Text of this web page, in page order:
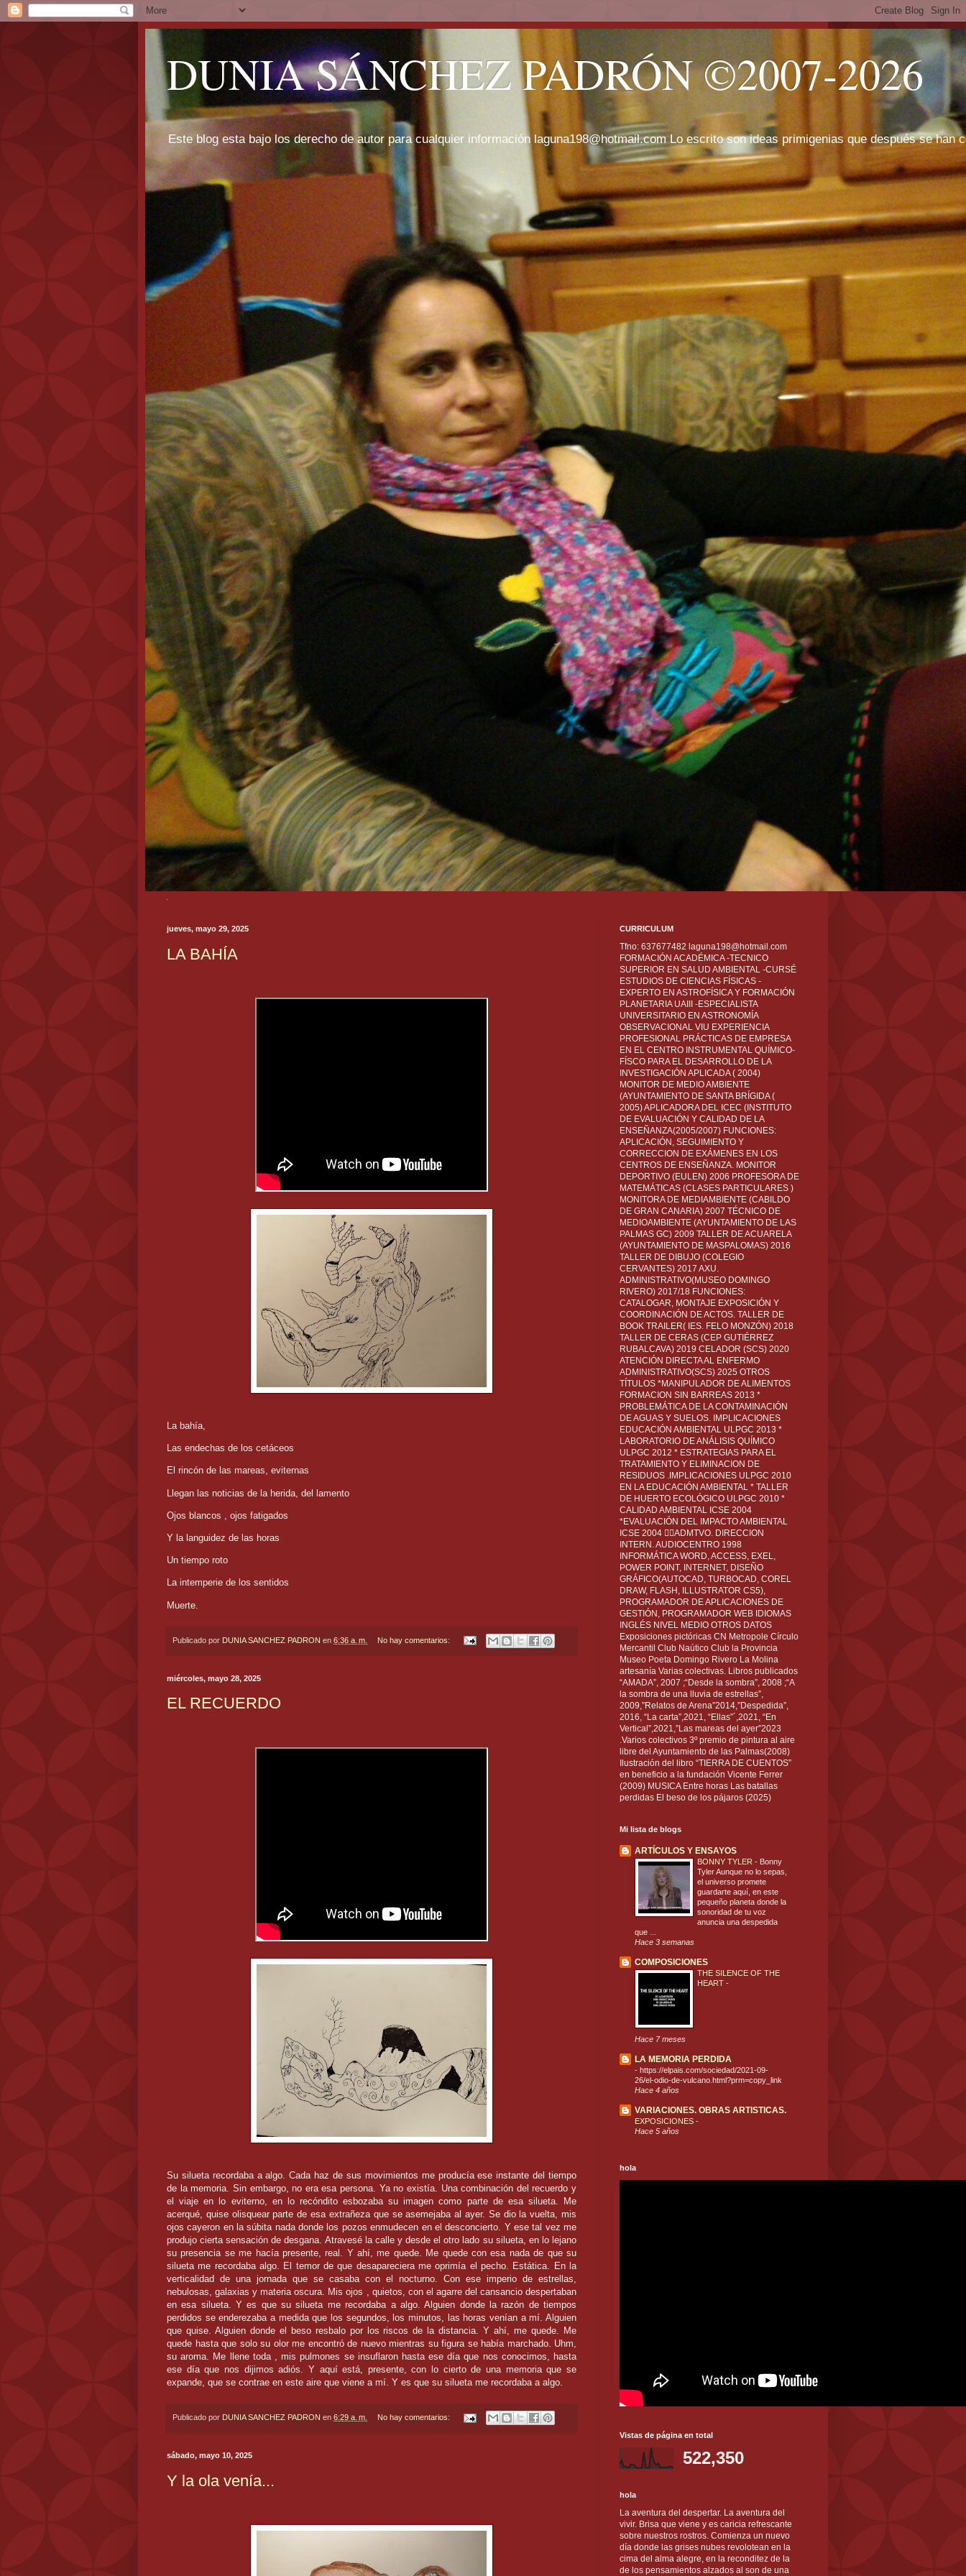
DUNIA SÁNCHEZ PADRÓN ©2007-2026
Este blog esta bajo los derecho de autor para cualquier información laguna198@hotmail.com Lo escrito son ideas primigenias que después se han
jueves, mayo 29, 2025
LA BAHÍA
La bahía,
Las endechas de los cetáceos
El rincón de las mareas, eviternas
Llegan las noticias de la herida, del lamento
Ojos blancos , ojos fatigados
Y la languidez de las horas
Un tiempo roto
La intemperie de los sentidos
Muerte.
Publicado por DUNIA SANCHEZ PADRON en 6:36 a. m. No hay comentarios:
miércoles, mayo 28, 2025
EL RECUERDO
Su silueta recordaba a algo. Cada haz de sus movimientos me producía ese instante del tiempo
de la memoria. Sin embargo, no era esa persona. Ya no existía. Una combinación del recuerdo y
el viaje en lo eviterno, en lo recóndito esbozaba su imagen como parte de esa silueta. Me
acerqué, quise olisquear parte de esa extrañeza que se asemejaba al ayer. Se dio la vuelta, mis
ojos cayeron en la súbita nada donde los pozos enmudecen en el desconcierto. Y ese tal vez me
produjo cierta sensación de desgana. Atravesé la calle y desde el otro lado su silueta, en lo lejano
su presencia se me hacía presente, real. Y ahí, me quede. Me quede con esa nada de que su
silueta me recordaba algo. El temor de que desapareciera me oprimía el pecho. Estática. En la
verticalidad de una jornada que se casaba con el nocturno. Con ese imperio de estrellas,
nebulosas, galaxias y materia oscura. Mis ojos , quietos, con el agarre del cansancio despertaban
en esa silueta. Y es que su silueta me recordaba a algo. Alguien donde la razón de tiempos
perdidos se enderezaba a medida que los segundos, los minutos, las horas venían a mí. Alguien
que quise. Alguien donde el beso resbalo por los riscos de la distancia. Y ahí, me quede. Me
quede hasta que solo su olor me encontró de nuevo mientras su figura se había marchado. Uhm,
su aroma. Me llene toda , mis pulmones se insuflaron hasta ese día que nos conocimos, hasta
ese día que nos dijimos adiós. Y aquí está, presente, con lo cierto de una memoria que se
expande, que se contrae en este aire que viene a mí. Y es que su silueta me recordaba a algo.
Publicado por DUNIA SANCHEZ PADRON en 6:29 a. m. No hay comentarios:
sábado, mayo 10, 2025
Y la ola venía...
CURRICULUM
Tfno: 637677482 laguna198@hotmail.com
FORMACIÓN ACADÉMICA -TECNICO
SUPERIOR EN SALUD AMBIENTAL -CURSÉ
ESTUDIOS DE CIENCIAS FÍSICAS -
EXPERTO EN ASTROFÍSICA Y FORMACIÓN
PLANETARIA UAIII -ESPECIALISTA
UNIVERSITARIO EN ASTRONOMÍA
OBSERVACIONAL VIU EXPERIENCIA
PROFESIONAL PRÁCTICAS DE EMPRESA
EN EL CENTRO INSTRUMENTAL QUÍMICO-
FÍSCO PARA EL DESARROLLO DE LA
INVESTIGACIÓN APLICADA ( 2004)
MONITOR DE MEDIO AMBIENTE
(AYUNTAMIENTO DE SANTA BRÍGIDA (
2005) APLICADORA DEL ICEC (INSTITUTO
DE EVALUACIÓN Y CALIDAD DE LA
ENSEÑANZA(2005/2007) FUNCIONES:
APLICACIÓN, SEGUIMIENTO Y
CORRECCION DE EXÁMENES EN LOS
CENTROS DE ENSEÑANZA. MONITOR
DEPORTIVO (EULEN) 2006 PROFESORA DE
MATEMÁTICAS (CLASES PARTICULARES )
MONITORA DE MEDIAMBIENTE (CABILDO
DE GRAN CANARIA) 2007 TÉCNICO DE
MEDIOAMBIENTE (AYUNTAMIENTO DE LAS
PALMAS GC) 2009 TALLER DE ACUARELA
(AYUNTAMIENTO DE MASPALOMAS) 2016
TALLER DE DIBUJO (COLEGIO
CERVANTES) 2017 AXU.
ADMINISTRATIVO(MUSEO DOMINGO
RIVERO) 2017/18 FUNCIONES:
CATALOGAR, MONTAJE EXPOSICIÓN Y
COORDINACIÓN DE ACTOS. TALLER DE
BOOK TRAILER( IES. FELO MONZÓN) 2018
TALLER DE CERAS (CEP GUTIÉRREZ
RUBALCAVA) 2019 CELADOR (SCS) 2020
ATENCIÓN DIRECTA AL ENFERMO
ADMINISTRATIVO(SCS) 2025 OTROS
TÍTULOS *MANIPULADOR DE ALIMENTOS
FORMACION SIN BARREAS 2013 *
PROBLEMÁTICA DE LA CONTAMINACIÓN
DE AGUAS Y SUELOS. IMPLICACIONES
EDUCACIÓN AMBIENTAL ULPGC 2013 *
LABORATORIO DE ANÁLISIS QUÍMICO
ULPGC 2012 * ESTRATEGIAS PARA EL
TRATAMIENTO Y ELIMINACION DE
RESIDUOS .IMPLICACIONES ULPGC 2010
EN LA EDUCACIÓN AMBIENTAL * TALLER
DE HUERTO ECOLÓGICO ULPGC 2010 *
CALIDAD AMBIENTAL ICSE 2004
*EVALUACIÓN DEL IMPACTO AMBIENTAL
ICSE 2004 ADMTVO. DIRECCION
INTERN. AUDIOCENTRO 1998
INFORMÁTICA WORD, ACCESS, EXEL,
POWER POINT, INTERNET, DISEÑO
GRÁFICO(AUTOCAD, TURBOCAD, COREL
DRAW, FLASH, ILLUSTRATOR CS5),
PROGRAMADOR DE APLICACIONES DE
GESTIÓN, PROGRAMADOR WEB IDIOMAS
INGLÉS NIVEL MEDIO OTROS DATOS
Exposiciones pictóricas CN Metropole Círculo
Mercantil Club Naútico Club la Provincia
Museo Poeta Domingo Rivero La Molina
artesanía Varias colectivas. Libros publicados
“AMADA”, 2007 ;“Desde la sombra”, 2008 ;“A
la sombra de una lluvia de estrellas”,
2009,”Relatos de Arena”2014,”Despedida”,
2016, “La carta”,2021, “Ellas”´,2021, “En
Vertical”,2021,”Las mareas del ayer”2023
.Varios colectivos 3º premio de pintura al aire
libre del Ayuntamiento de las Palmas(2008)
Ilustración del libro “TIERRA DE CUENTOS”
en beneficio a la fundación Vicente Ferrer
(2009) MUSICA Entre horas Las batallas
perdidas El beso de los pájaros (2025)
Mi lista de blogs
ARTÍCULOS Y ENSAYOS
BONNY TYLER - Bonny
Tyler Aunque no lo sepas,
el universo promete
guardarte aquí, en este
pequeño planeta donde la
sonoridad de tu voz
anuncia una despedida
que ...
Hace 3 semanas
COMPOSICIONES
THE SILENCE OF THE
HEART -
Hace 7 meses
LA MEMORIA PERDIDA
- https://elpais.com/sociedad/2021-09-
26/el-odio-de-vulcano.html?prm=copy_link
Hace 4 años
VARIACIONES. OBRAS ARTISTICAS.
EXPOSICIONES -
Hace 5 años
hola
Vistas de página en total
522,350
hola
La aventura del despertar. La aventura del
vivir. Brisa que viene y es caricia refrescante
sobre nuestros rostros. Comienza un nuevo
día donde las grises nubes revolotean en la
cima del alma alegre, en la reconditez de la
de los pensamientos alzados al son de una